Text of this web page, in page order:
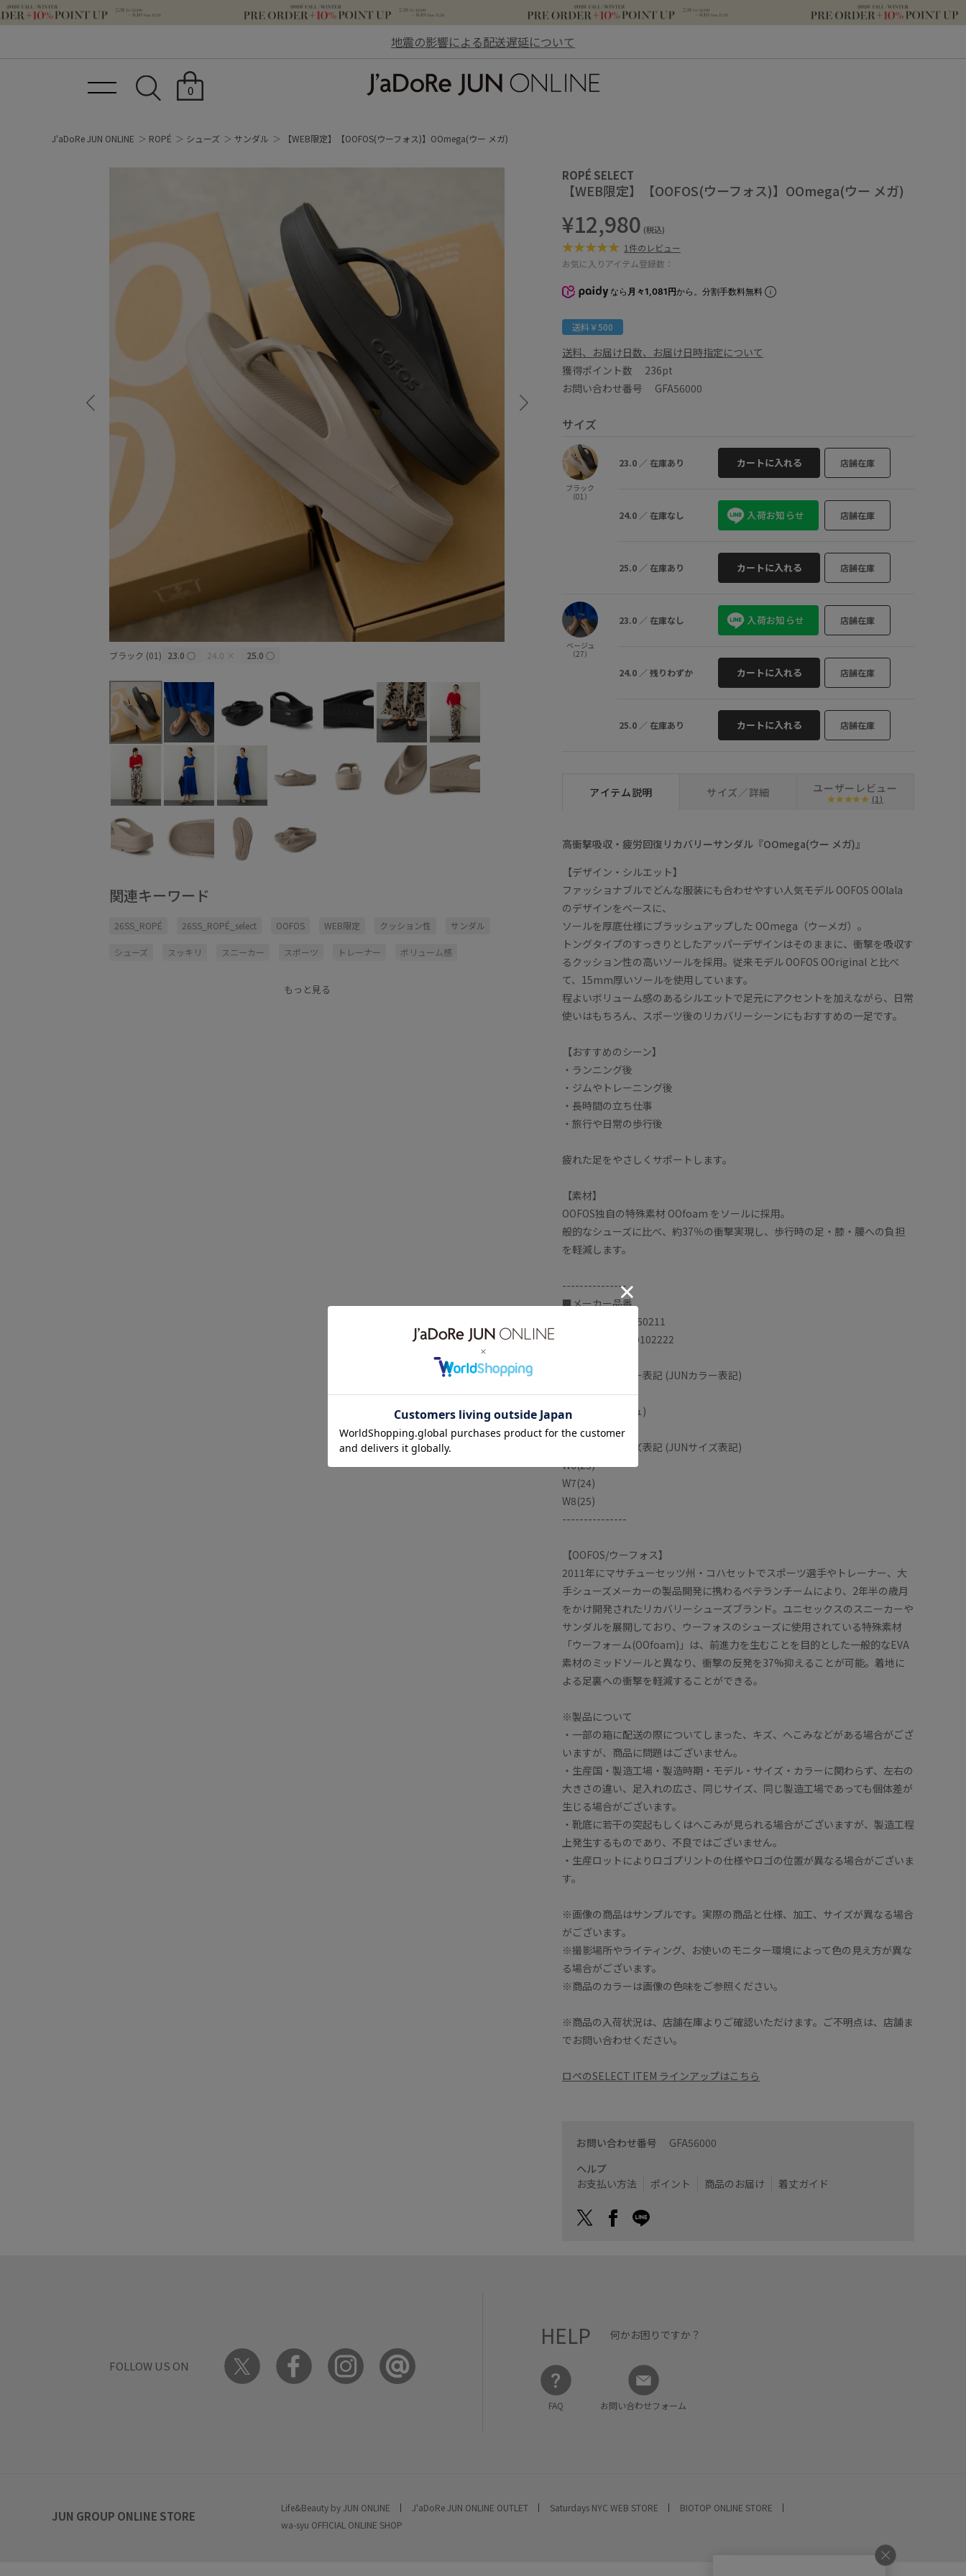
地震の影響による配送遅延について
0
J'aDoRe JUN ONLINE ROPÉ シューズ サンダル 【WEB限定】【OOFOS(ウーフォス)】OOmega(ウー メガ)
ブラック (01) 23.0 ○ 24.0 × 25.0 ○ 23.0
関連キーワード
26SS_ROPÉ 26SS_ROPÉ_select OOFOS WEB限定 クッション性 サンダル
シューズ スッキリ スニーカー スポーツ トレーナー ボリューム感
もっと見る
ROPÉ SELECT
【WEB限定】【OOFOS(ウーフォス)】OOmega(ウー メガ)
¥12,980 (税込)
1件のレビュー
お気に入りアイテム登録数：
なら 月々1,081円から。分割手数料無料
送料￥500
送料、お届け日数、お届け日時指定について
獲得ポイント数 236pt
お問い合わせ番号 GFA56000
サイズ
ブラック
（01）
23.0 ／ 在庫あり カートに入れる 店舗在庫
24.0 ／ 在庫なし 入荷お知らせ 店舗在庫
25.0 ／ 在庫あり カートに入れる 店舗在庫
ベージュ
（27）
23.0 ／ 在庫なし 入荷お知らせ 店舗在庫
24.0 ／残りわずか カートに入れる 店舗在庫
25.0 ／ 在庫あり カートに入れる 店舗在庫
アイテム説明 サイズ／詳細 ユーザーレビュー
(1)
高衝撃吸収・疲労回復リカバリーサンダル『OOmega(ウー メガ)』
【デザイン・シルエット】
ファッショナブルでどんな服装にも合わせやすい人気モデル OOFOS OOlala
のデザインをベースに、
ソールを厚底仕様にブラッシュアップした OOmega（ウーメガ）。
トングタイプのすっきりとしたアッパーデザインはそのままに、衝撃を吸収す
るクッション性の高いソールを採用。従来モデル OOFOS OOriginal と比べ
て、15mm厚いソールを使用しています。
程よいボリューム感のあるシルエットで足元にアクセントを加えながら、日常
使いはもちろん、スポーツ後のリカバリーシーンにもおすすめの一足です。
【おすすめのシーン】
・ランニング後
・ジムやトレーニング後
・長時間の立ち仕事
・旅行や日常の歩行後
疲れた足をやさしくサポートします。
【素材】
OOFOS独自の特殊素材 OOfoam をソールに採用。
般的なシューズに比べ、約37％の衝撃実現し、歩行時の足・膝・腰への負担
を軽減します。
---------------
■メーカー品番
Black:2000440050211
Nomad:2000440102222
■メーカーカラー表記 (JUNカラー表記)
Black (ブラック)
Nomad (ベージュ)
---------------
■メーカーサイズ表記 (JUNサイズ表記)
W6(23)
W7(24)
W8(25)
---------------
【OOFOS/ウーフォス】
2011年にマサチューセッツ州・コハセットでスポーツ選手やトレーナー、大
手シューズメーカーの製品開発に携わるベテランチームにより、2年半の歳月
をかけ開発されたリカバリーシューズブランド。ユニセックスのスニーカーや
サンダルを展開しており、ウーフォスのシューズに使用されている特殊素材
「ウーフォーム(OOfoam)」は、前進力を生むことを目的とした一般的なEVA
素材のミッドソールと異なり、衝撃の反発を37%抑えることが可能。着地に
よる足裏への衝撃を軽減することができる。
※製品について
・一部の箱に配送の際についてしまった、キズ、へこみなどがある場合がござ
いますが、商品に問題はございません。
・生産国・製造工場・製造時期・モデル・サイズ・カラーに関わらず、左右の
大きさの違い、足入れの広さ、同じサイズ、同じ製造工場であっても個体差が
生じる場合がございます。
・靴底に若干の突起もしくはへこみが見られる場合がございますが、製造工程
上発生するものであり、不良ではございません。
・生産ロットによりロゴプリントの仕様やロゴの位置が異なる場合がございま
す。
※画像の商品はサンプルです。実際の商品と仕様、加工、サイズが異なる場合
がございます。
※撮影場所やライティング、お使いのモニター環境によって色の見え方が異な
る場合がございます。
※商品のカラーは画像の色味をご参照ください。
※商品の入荷状況は、店舗在庫よりご確認いただけます。ご不明点は、店舗ま
でお問い合わせください。
ロペのSELECT ITEM ラインアップはこちら
お問い合わせ番号 GFA56000
ヘルプ
お支払い方法
ポイント 商品のお届け 着丈ガイド
FOLLOW US ON
HELP 何かお困りですか？
FAQ お問い合わせフォーム
JUN GROUP ONLINE STORE
Life&Beauty by JUN ONLINE J'aDoRe JUN ONLINE OUTLET Saturdays NYC WEB STORE
BIOTOP ONLINE STORE
wa-syu OFFICIAL ONLINE SHOP